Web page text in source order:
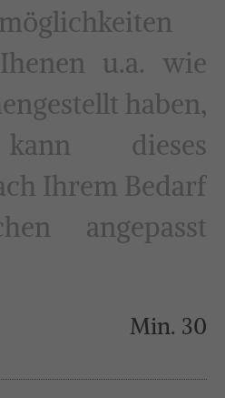
u.a. wie
haben,
dieses
Ihrem Bedarf
angepasst
Min. 30